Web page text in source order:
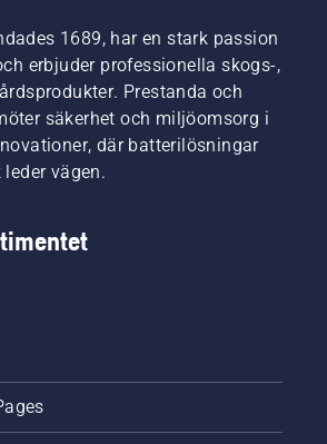
1689, har en stark passion
erbjuder professionella skogs-,
Prestanda och
säkerhet och miljöomsorg i
där batterilösningar
vägen.